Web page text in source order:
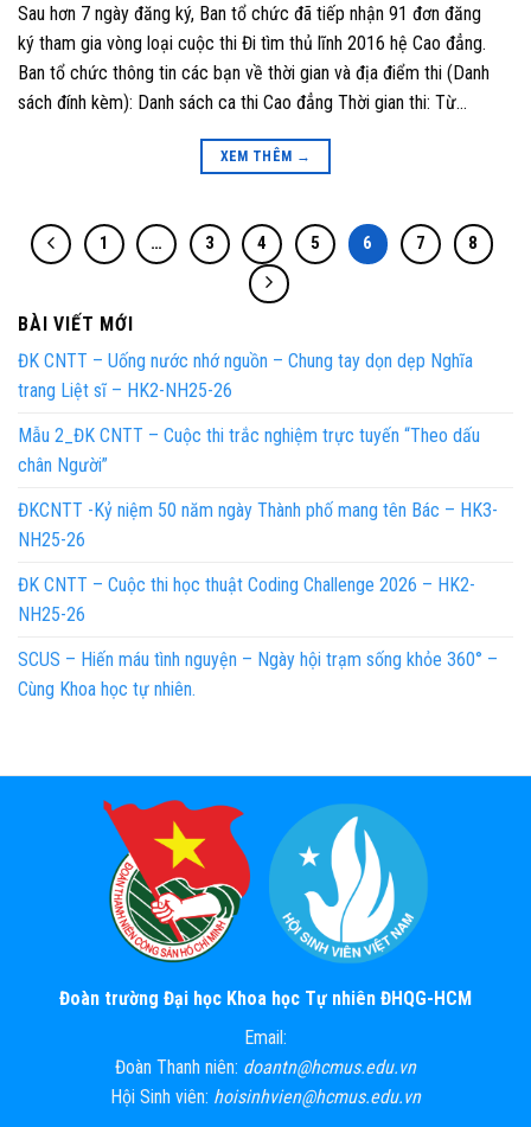
Sau hơn 7 ngày đăng ký, Ban tổ chức đã tiếp nhận 91 đơn đăng
ký tham gia vòng loại cuộc thi Đi tìm thủ lĩnh 2016 hệ Cao đẳng.
Ban tổ chức thông tin các bạn về thời gian và địa điểm thi (Danh
sách đính kèm): Danh sách ca thi Cao đẳng Thời gian thi: Từ…
XEM THÊM →
1 … 3 4 5 6 7 8
BÀI VIẾT MỚI
ĐK CNTT – Uống nước nhớ nguồn – Chung tay dọn dẹp Nghĩa
trang Liệt sĩ – HK2-NH25-26
Mẫu 2_ĐK CNTT – Cuộc thi trắc nghiệm trực tuyến “Theo dấu
chân Người”
ĐKCNTT -Kỷ niệm 50 năm ngày Thành phố mang tên Bác – HK3-
NH25-26
ĐK CNTT – Cuộc thi học thuật Coding Challenge 2026 – HK2-
NH25-26
SCUS – Hiến máu tình nguyện – Ngày hội trạm sống khỏe 360° –
Cùng Khoa học tự nhiên.
Đoàn trường Đại học Khoa học Tự nhiên ĐHQG-HCM
Email:
Đoàn Thanh niên: doantn@hcmus.edu.vn
Hội Sinh viên: hoisinhvien@hcmus.edu.vn